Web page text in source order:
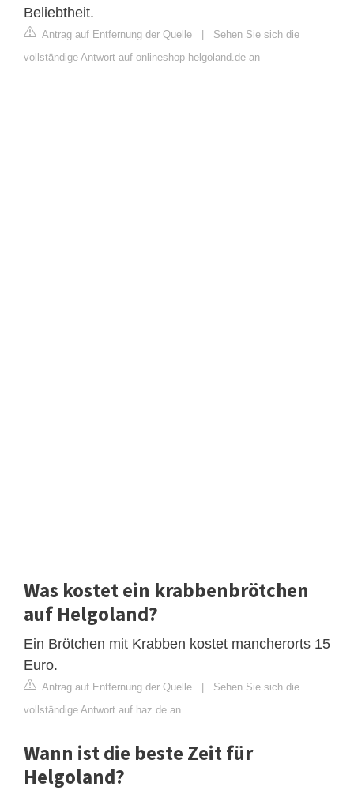
Beliebtheit.
Antrag auf Entfernung der Quelle | Sehen Sie sich die
vollständige Antwort auf onlineshop-helgoland.de an
Was kostet ein krabbenbrötchen
auf Helgoland?
Ein Brötchen mit Krabben kostet mancherorts 15
Euro.
Antrag auf Entfernung der Quelle | Sehen Sie sich die
vollständige Antwort auf haz.de an
Wann ist die beste Zeit für
Helgoland?